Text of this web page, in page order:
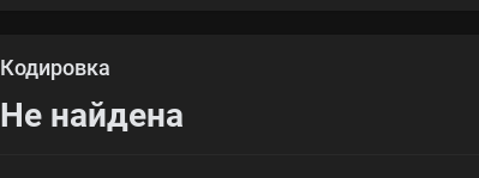
Кодировка
Не найдена